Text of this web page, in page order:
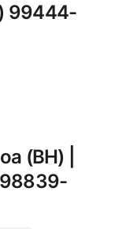
99444-
(BH) |